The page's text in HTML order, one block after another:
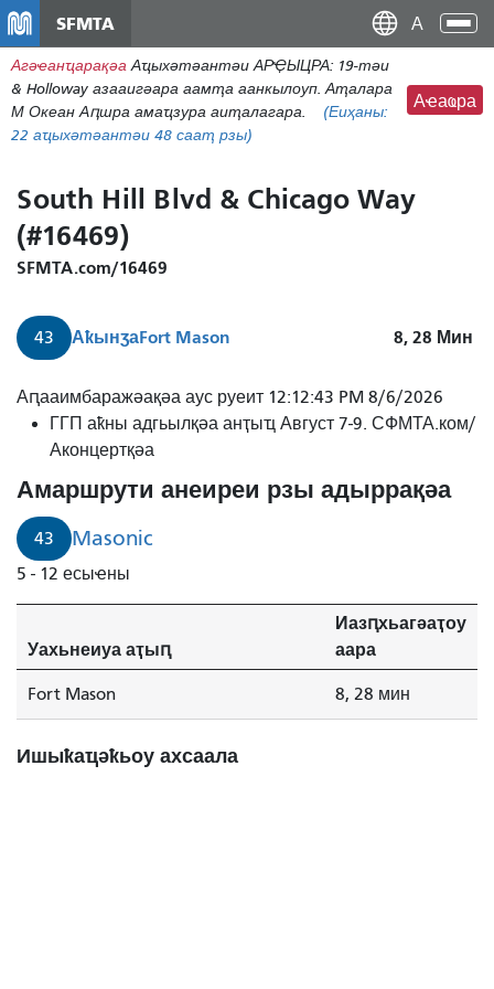
наи
дунг
SFMTA
Агәҽанҵарақәа Аҵыхәтәантәи АРҾЫЦРА: 19-тәи
& Holloway азааигәара аамҭа аанкылоуп. Аҭалара
М Океан Аԥшра амаҵзура аиҭалагара.
(Еиҳаны:
22 аҵыхәтәантәи 48 сааҭ рзы)
Аҽаҩра
South Hill Blvd & Chicago Way
(#16469)
SFMTA.com/16469
43 АҟынӡаFort Mason 8, 28 Мин
Аԥааимбаражәақәа аус руеит 12:12:43 PM 8/6/2026
ГГП аҟны адгьылқәа анҭыҵ Август 7-9. СФМТА.ком/
Аконцертқәа
Амаршрути анеиреи рзы адыррақәа
43 Masonic
5 - 12 есыҽны
Уахьнеиуа аҭыԥ
Иазԥхьагәаҭоу
аара
Fort Mason 8, 28 мин
Ишыҟаҵәҟьоу ахсаала